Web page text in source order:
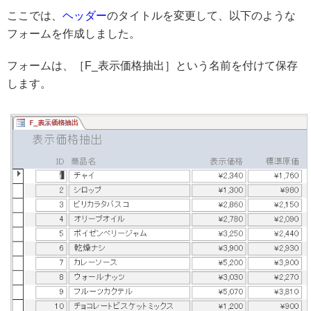
ここでは、 ヘッダーのタイトルを変更して、以下のような
フォームを作成しました。
フォームは、［F_表示価格抽出］という名前を付けて保存
します。